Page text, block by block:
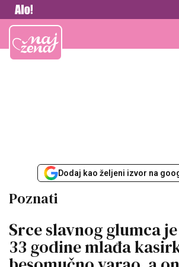
Vesti
Najžena
Dodaj kao željeni izvor na
Poznati
Srce slavnog glumca
33 godine mlađa